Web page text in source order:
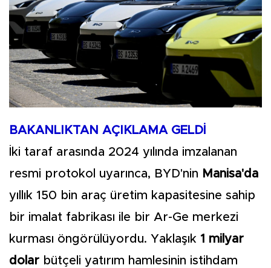
BAKANLIKTAN AÇIKLAMA GELDİ
İki taraf arasında 2024 yılında imzalanan
resmi protokol uyarınca, BYD'nin Manisa'da
yıllık 150 bin araç üretim kapasitesine sahip
bir imalat fabrikası ile bir Ar-Ge merkezi
kurması öngörülüyordu. Yaklaşık 1 milyar
dolar bütçeli yatırım hamlesinin istihdam